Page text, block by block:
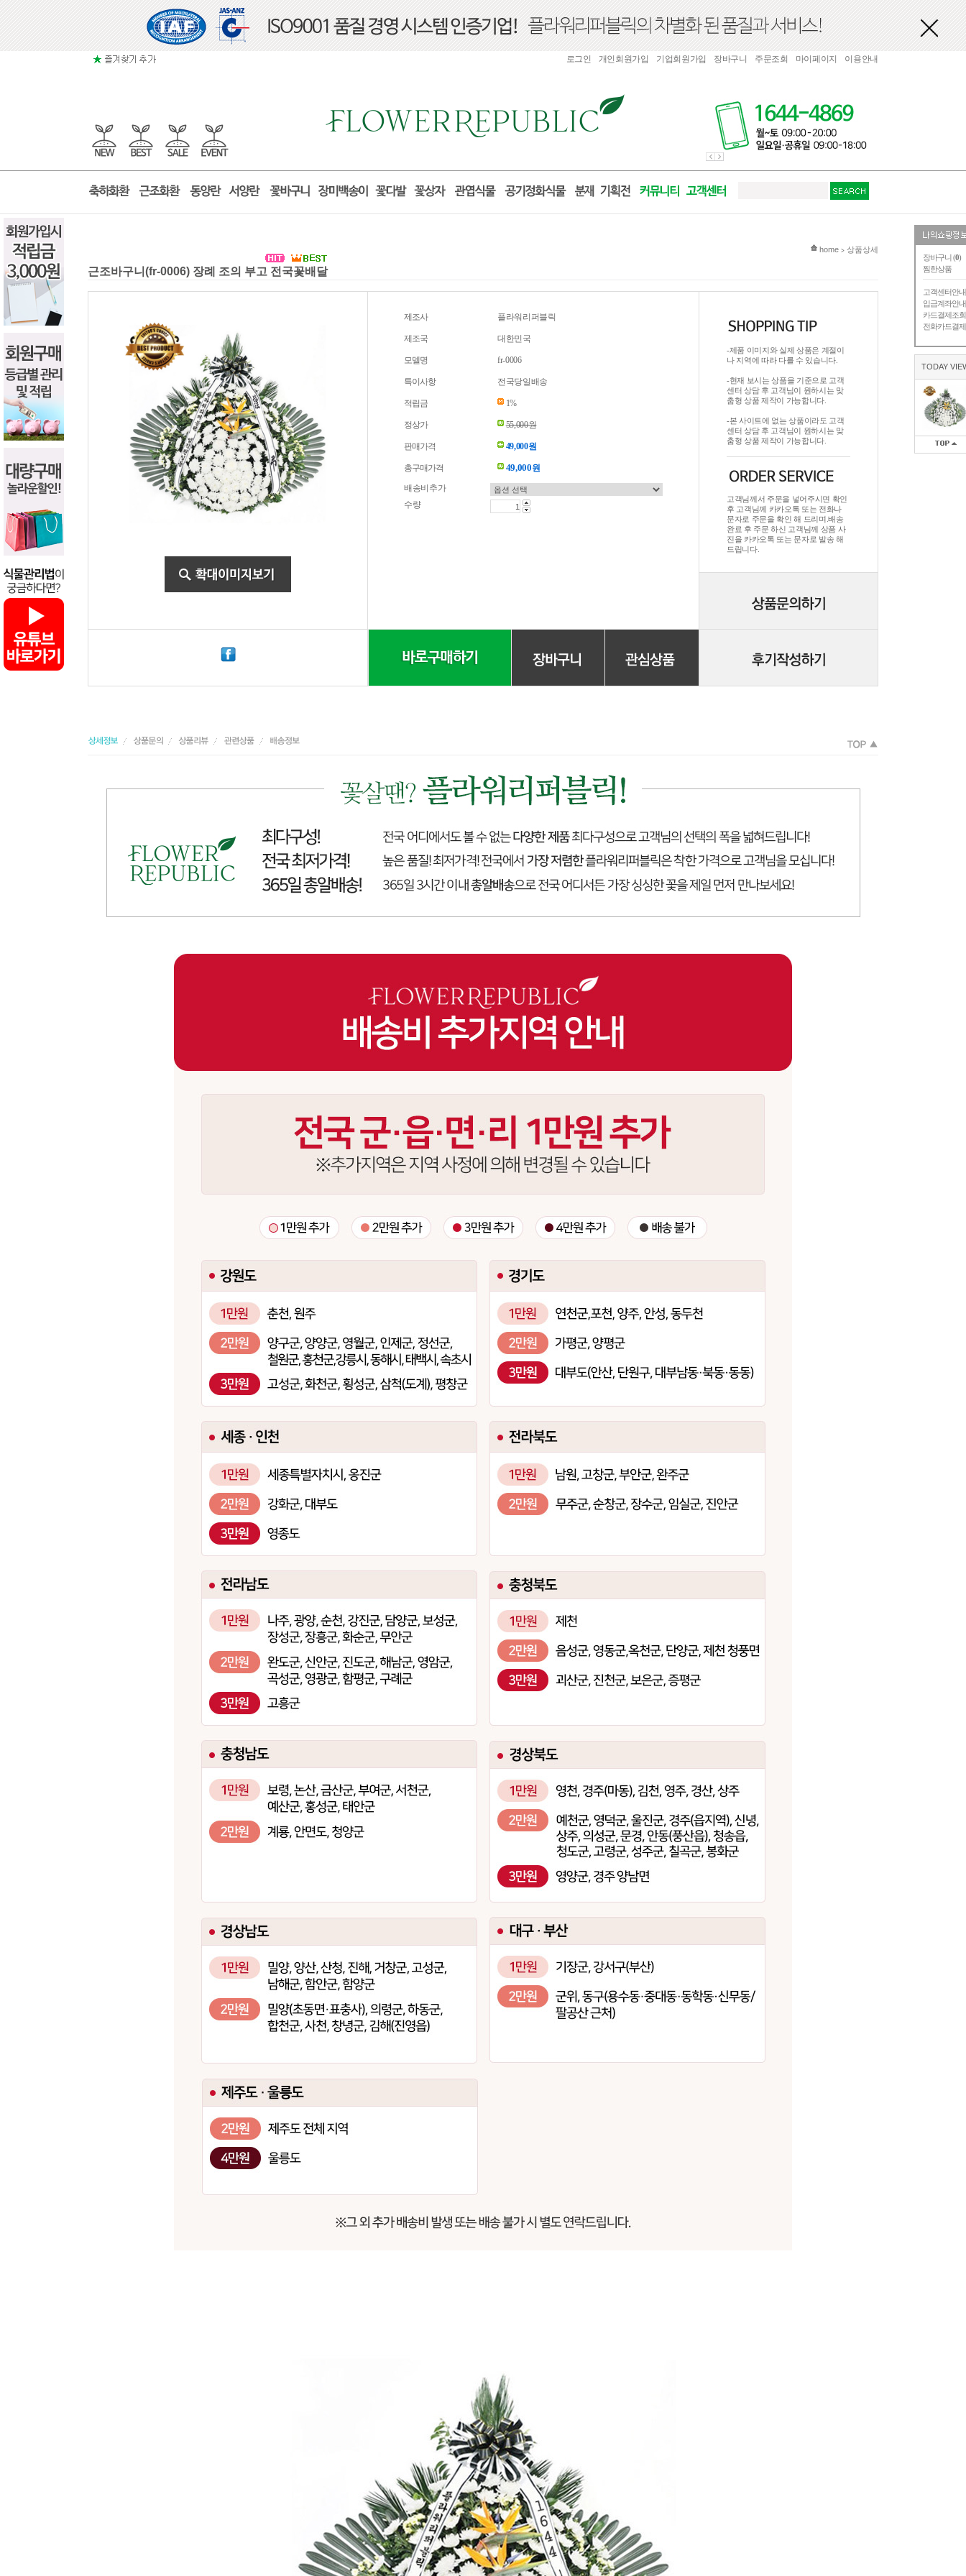
장바구니 (0)
찜한상품
고객센터안내
입금계좌안내
카드결제조회
전화카드결제
TODAY
로그인 개인회원가입 기업회원가입 장바구니 주문조회 마이페이지 이용안내
현재 위치
home > 상품상세
근조바구니(fr-0006) 장례 조의 부고 전국꽃배달
제조사 플라워리퍼블릭
제조국 대한민국
모델명 fr-0006
특이사항 전국당일배송
적립금 1%
정상가 55,000원
판매가격 49,000원
총구매가격 49,000원
배송비추가
수량
-제품 이미지와 실제 상품은 계절이
나 지역에 따라 다를 수 있습니다.
-현재 보시는 상품을 기준으로 고객
센터 상담 후 고객님이 원하시는 맞
춤형 상품 제작이 가능합니다.
-본 사이트에 없는 상품이라도 고객
센터 상담 후 고객님이 원하시는 맞
춤형 상품 제작이 가능합니다.
고객님께서 주문을 넣어주시면 확인
후 고객님께 카카오톡 또는 전화나
문자로 주문을 확인 해 드리며.배송
완료 후 주문 하신 고객님께 상품 사
진을 카카오톡 또는 문자로 발송 해
드립니다.